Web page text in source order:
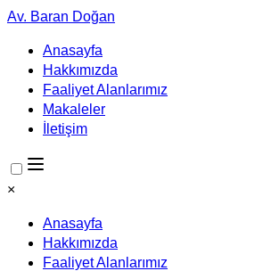
Av. Baran Doğan
Anasayfa
Hakkımızda
Faaliyet Alanlarımız
Makaleler
İletişim
×
Anasayfa
Hakkımızda
Faaliyet Alanlarımız